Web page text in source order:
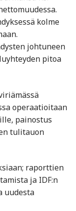
kolme
johtuneen
pitoa
operaatioitaan
painostus
tulitauon
raporttien
ja IDF:n
uudesta